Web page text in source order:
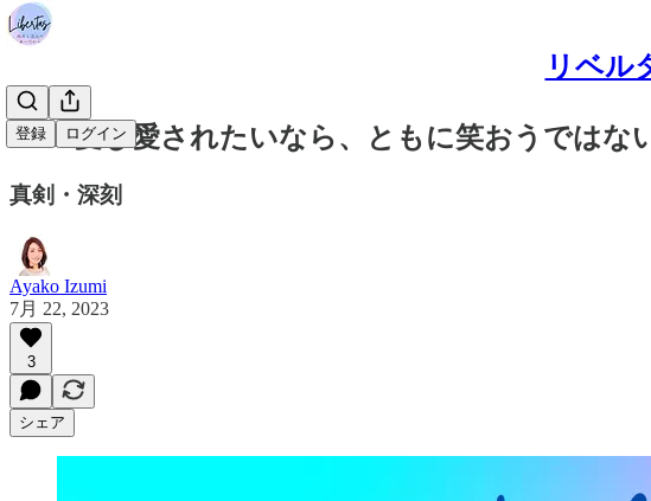
リベル
登録 ログイン
#222 愛し愛されたいなら、ともに笑おうではな
真剣・深刻
Ayako Izumi
7月 22, 2023
3
シェア